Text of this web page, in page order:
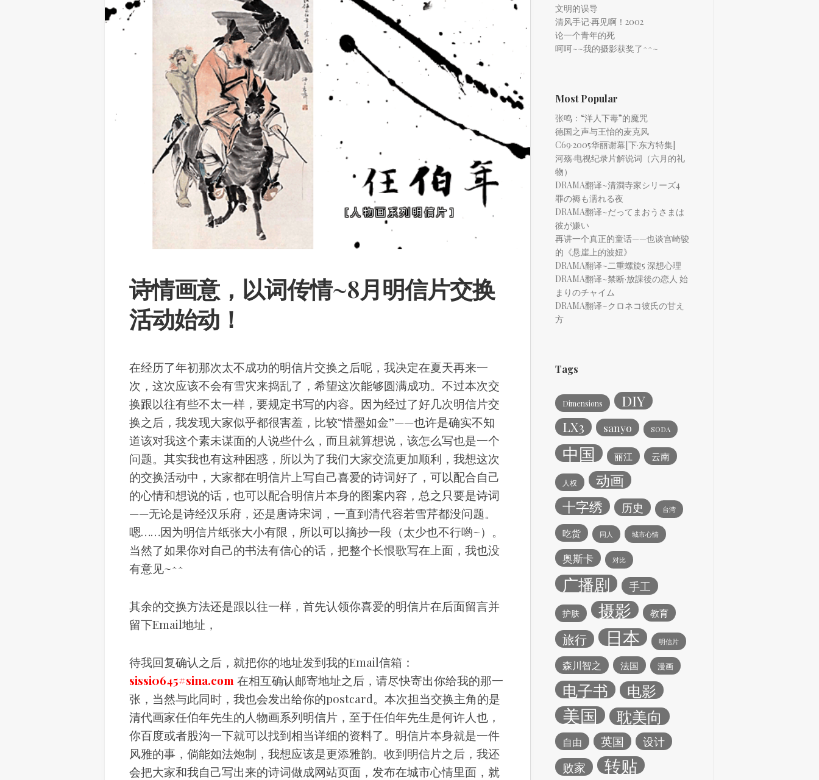
诗情画意，以词传情~8月明信片交换
活动始动！
在经历了年初那次太不成功的明信片交换之后呢，我决定在夏天再来一
次，这次应该不会有雪灾来捣乱了，希望这次能够圆满成功。不过本次交
换跟以往有些不太一样，要规定书写的内容。 因为经过了好几次明信片交
换之后，我发现大家似乎都很害羞，比较“惜墨如金”——也许是确实不知
道该对我这个素未谋面的人说些什么，而且就算想说，该怎么写也是一个
问题。其实我也有这种困惑，所以为了我们大家交流更加顺利，我想这次
的交换活动中，大家都在明信片上写自己喜爱的诗词好了，可以配合自己
的心情和想说的话，也可以配合明信片本身的图案内容，总之只要是诗词
——无论是诗经汉乐府，还是唐诗宋词，一直到清代容若雪芹都没问题。
嗯……因为明信片纸张大小有限，所以可以摘抄一段（太少也不行哟~）。
当然了如果你对自己的书法有信心的话，把整个长恨歌写在上面，我也没
有意见~^^
其余的交换方法还是跟以往一样，首先认领你喜爱的明信片在后面留言并
留下Email地址，
待我回复确认之后，就把你的地址发到我的Email信箱：
sissi0645#sina.com 在相互确认邮寄地址之后，请尽快寄出你给我的那一
张，当然与此同时，我也会发出给你的postcard。本次担当交换主角的是
清代画家任伯年先生的人物画系列明信片，至于任伯年先生是何许人也，
你百度或者股沟一下就可以找到相当详细的资料了。明信片本身就是一件
风雅的事，倘能如法炮制，我想应该是更添雅韵。收到明信片之后，我还
会把大家和我自己写出来的诗词做成网站页面，发布在城市心情里面，就
文明的误导
清风手记·再见啊！2002
论一个青年的死
呵呵~~我的摄影获奖了^^~
Most Popular
张鸣：“洋人下毒”的魔咒
德国之声与王怡的麦克风
C69·2005华丽谢幕[下·东方特集]
河殇·电视纪录片解说词（六月的礼
物）
DRAMA翻译~清澗寺家シリーズ4
罪の褥も濡れる夜
DRAMA翻译~だってまおうさまは
彼が嫌い
再讲一个真正的童话——也谈宫崎骏
的《悬崖上的波妞》
DRAMA翻译~二重螺旋5 深想心理
DRAMA翻译~禁断·放課後の恋人 始
まりのチャイム
DRAMA翻译~クロネコ彼氏の甘え
方
Tags
Dimensions DIY
LX3 sanyo SODA
中国 丽江 云南
人权 动画
十字绣 历史 台湾
吃货 同人 城市心情
奥斯卡 对比
广播剧 手工
护肤 摄影 教育
旅行 日本 明信片
森川智之 法国 漫画
电子书 电影
美国 耽美向
自由 英国 设计
败家 转贴